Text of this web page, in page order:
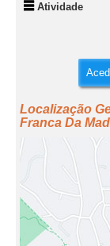
Atividade
Localização
Franca Da